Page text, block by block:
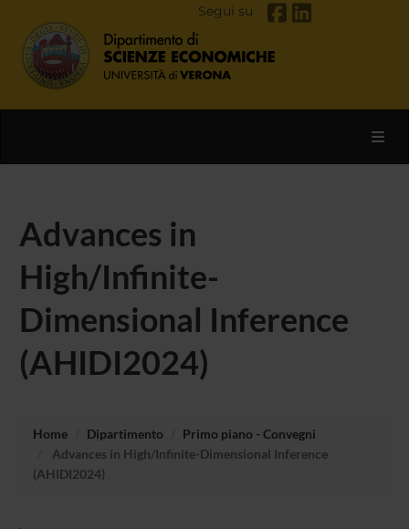
Segui su
Advances in
High/Infinite-
Dimensional Inference
(AHIDI2024)
Home Dipartimento
Primo piano - Convegni
Advances in High/Infinite-Dimensional Inference
(AHIDI2024)